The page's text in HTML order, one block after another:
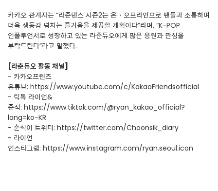
카카오 관계자는 “라춘댄스 시즌2는 온・오프라인으로 팬들과 소통하며
더욱 생동감 넘치는 즐거움을 제공할 계획이다”라며, “K-POP
인플루언서로 성장하고 있는 라춘듀오에게 많은 응원과 관심을
부탁드린다”라고 말했다.
[라춘듀오 활동 채널]
- 카카오프렌즈
유튜브: https://www.youtube.com/c/KakaoFriendsofficial
- 틱톡 라이언&
춘식: https://www.tiktok.com/@ryan_kakao_official?
lang=ko-KR
- 춘식이 트위터: https://twitter.com/Choonsik_diary
- 라이언
인스타그램: https://www.instagram.com/ryan.seoul.icon